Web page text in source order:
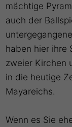
mächtige
auch der
haben hier ihre
zweier Kirchen
in die heutige
Mayareichs.
Wenn es Sie